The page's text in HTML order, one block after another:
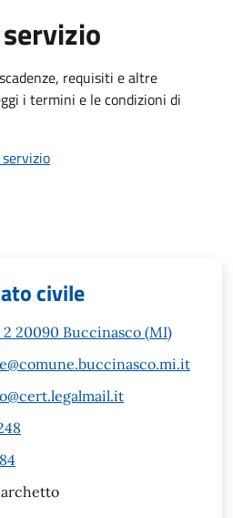
requisiti e altre
i termini e le condizioni di
civile
2 20090 Buccinasco (MI)